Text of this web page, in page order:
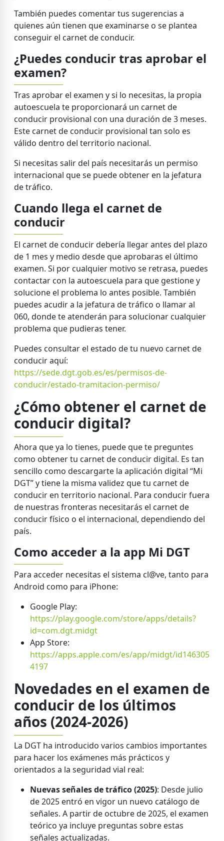
También puedes comentar tus sugerencias a
quienes aún tienen que examinarse o se plantea
conseguir el carnet de conducir.
¿Puedes conducir tras aprobar el
examen?
Tras aprobar el examen y si lo necesitas, la propia
autoescuela te proporcionará un carnet de
conducir provisional con una duración de 3 meses.
Este carnet de conducir provisional tan solo es
válido dentro del territorio nacional.
Si necesitas salir del país necesitarás un permiso
internacional que se puede obtener en la jefatura
de tráfico.
Cuando llega el carnet de
conducir
El carnet de conducir debería llegar antes del plazo
de 1 mes y medio desde que aprobaras el último
examen. Si por cualquier motivo se retrasa, puedes
contactar con la autoescuela para que gestione y
solucione el problema lo antes posible. También
puedes acudir a la jefatura de tráfico o llamar al
060, donde te atenderán para solucionar cualquier
problema que pudieras tener.
Puedes consultar el estado de tu nuevo carnet de
conducir aquí:
https://sede.dgt.gob.es/es/permisos-de-
conducir/estado-tramitacion-permiso/
¿Cómo obtener el carnet de
conducir digital?
Ahora que ya lo tienes, puede que te preguntes
como obtener tu carnet de conducir digital. Es tan
sencillo como descargarte la aplicación digital “Mi
DGT” y tiene la misma validez que tu carnet de
conducir en territorio nacional. Para conducir fuera
de nuestras fronteras necesitarás el carnet de
conducir físico o el internacional, dependiendo del
país.
Como acceder a la app Mi DGT
Para acceder necesitas el sistema cl@ve, tanto para
Android como para iPhone:
Google Play:
https://play.google.com/store/apps/details?
id=com.dgt.midgt
App Store:
https://apps.apple.com/es/app/midgt/id146305
4197
Novedades en el examen de
conducir de los últimos
años (2024-2026)
La DGT ha introducido varios cambios importantes
para hacer los exámenes más prácticos y
orientados a la seguridad vial real:
Nuevas señales de tráfico (2025): Desde julio
de 2025 entró en vigor un nuevo catálogo de
señales. A partir de octubre de 2025, el examen
teórico ya incluye preguntas sobre estas
señales actualizadas.